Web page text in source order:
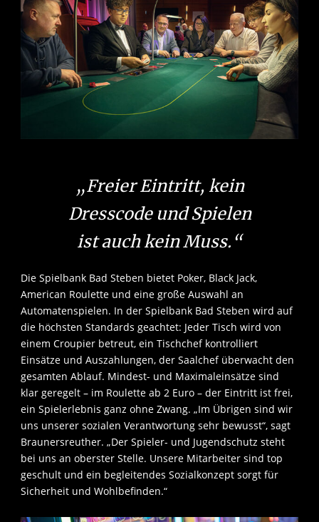
„Freier Eintritt, kein
Dresscode und Spielen
ist auch kein Muss.“
Die Spielbank Bad Steben bietet Poker, Black Jack,
American Roulette und eine große Auswahl an
Automatenspielen. In der Spielbank Bad Steben wird auf
die höchsten Standards geachtet: Jeder Tisch wird von
einem Croupier betreut, ein Tischchef kontrolliert
Einsätze und Auszahlungen, der Saalchef überwacht den
gesamten Ablauf. Mindest- und Maximaleinsätze sind
klar geregelt – im Roulette ab 2 Euro – der Eintritt ist frei,
ein Spielerlebnis ganz ohne Zwang. „Im Übrigen sind wir
uns unserer sozialen Verantwortung sehr bewusst“, sagt
Braunersreuther. „Der Spieler- und Jugendschutz steht
bei uns an oberster Stelle. Unsere Mitarbeiter sind top
geschult und ein begleitendes Sozialkonzept sorgt für
Sicherheit und Wohlbefinden.“